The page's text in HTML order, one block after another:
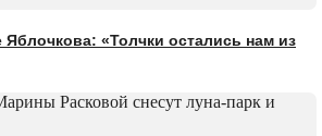
«Толчки остались нам из